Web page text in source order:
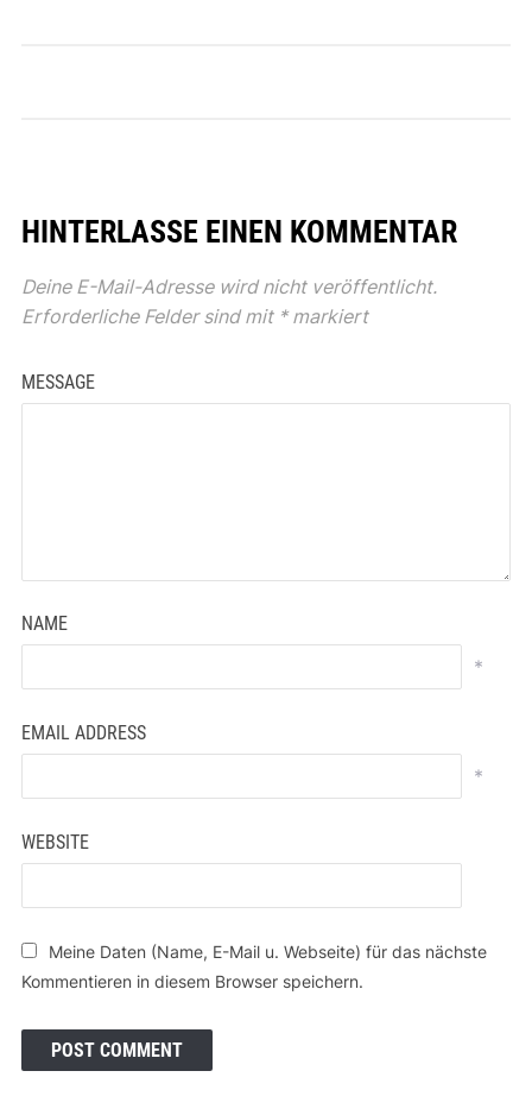
HINTERLASSE EINEN KOMMENTAR
Deine E-Mail-Adresse wird nicht veröffentlicht.
Erforderliche Felder sind mit *markiert
MESSAGE
NAME
*
EMAIL ADDRESS
*
WEBSITE
Meine Daten (Name, E-Mail u. Webseite) für das nächste
Kommentieren in diesem Browser speichern.